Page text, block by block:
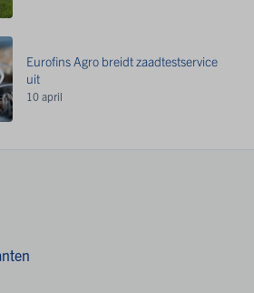
Eurofins Agro breidt zaadtestservice
uit
10 april